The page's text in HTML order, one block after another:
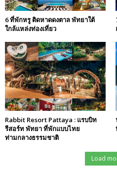
6 ที่พักหรู ติดหาดดงตาล พัทยาใต้
ใกล้แหล่งท่องเที่ยว
Rabbit Resort Pattaya : แรบบิท
รีสอร์ท พัทยา ที่พักแบบไทย
ท่ามกลางธรรมชาติ
Load